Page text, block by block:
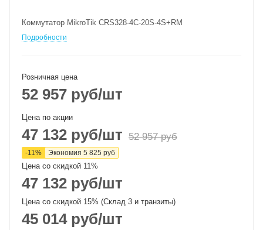
Коммутатор MikroTik CRS328-4C-20S-4S+RM
Подробности
Розничная цена
52 957 руб/шт
Цена по акции
47 132 руб/шт 52 957руб
-11% Экономия 5 825 руб
Цена со скидкой 11%
47 132 руб/шт
Цена со скидкой 15% (Склад 3 и транзиты)
45 014руб/шт